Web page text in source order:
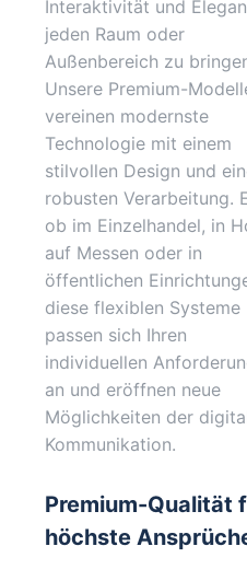
Interaktivität und
jeden Raum oder
Außenbereich zu
Unsere Premium-
vereinen modernste
Technologie mit einem
stilvollen Design und
robusten Verarbeitung.
ob im Einzelhandel, in
auf Messen oder in
öffentlichen
diese flexiblen Systeme
passen sich Ihren
individuellen
an und eröffnen neue
Möglichkeiten der
Kommunikation.
Premium-Qualität
höchste